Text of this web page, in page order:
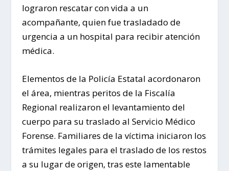
lograron rescatar con vida a un
acompañante, quien fue trasladado de
urgencia a un hospital para recibir atención
médica.
Elementos de la Policía Estatal acordonaron
el área, mientras peritos de la Fiscalía
Regional realizaron el levantamiento del
cuerpo para su traslado al Servicio Médico
Forense. Familiares de la víctima iniciaron los
trámites legales para el traslado de los restos
a su lugar de origen, tras este lamentable